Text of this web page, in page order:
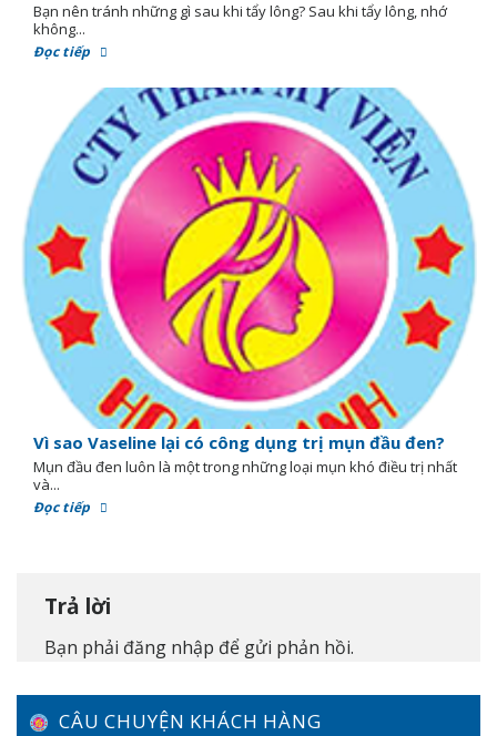
Bạn nên tránh những gì sau khi tẩy lông? Sau khi tẩy lông, nhớ
không...
Đọc tiếp
Vì sao Vaseline lại có công dụng trị mụn đầu đen?
Mụn đầu đen luôn là một trong những loại mụn khó điều trị nhất
và...
Đọc tiếp
Trả lời
Bạn phải đăng nhập để gửi phản hồi.
CÂU CHUYỆN KHÁCH HÀNG